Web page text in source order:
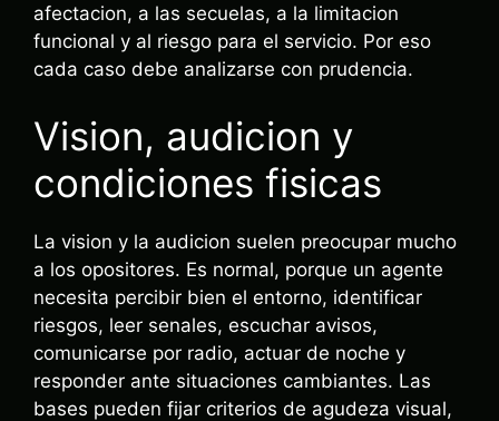
afectacion, a las secuelas, a la limitacion
funcional y al riesgo para el servicio. Por eso
cada caso debe analizarse con prudencia.
Vision, audicion y
condiciones fisicas
La vision y la audicion suelen preocupar mucho
a los opositores. Es normal, porque un agente
necesita percibir bien el entorno, identificar
riesgos, leer senales, escuchar avisos,
comunicarse por radio, actuar de noche y
responder ante situaciones cambiantes. Las
bases pueden fijar criterios de agudeza visual,